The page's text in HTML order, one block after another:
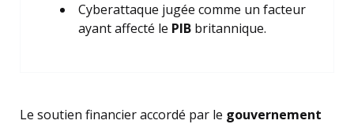
Cyberattaque jugée comme un facteur
ayant affecté le PIB britannique.
Le soutien financier accordé par le gouvernement